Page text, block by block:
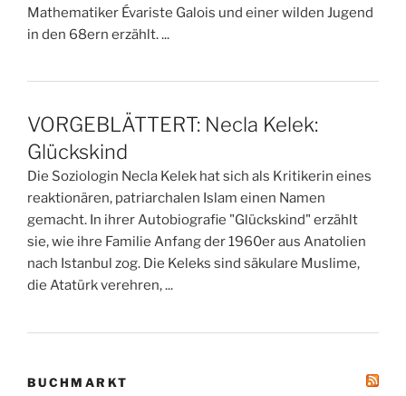
Mathematiker Évariste Galois und einer wilden Jugend
in den 68ern erzählt. ...
VORGEBLÄTTERT: Necla Kelek:
Glückskind
Die Soziologin Necla Kelek hat sich als Kritikerin eines
reaktionären, patriarchalen Islam einen Namen
gemacht. In ihrer Autobiografie "Glückskind" erzählt
sie, wie ihre Familie Anfang der 1960er aus Anatolien
nach Istanbul zog. Die Keleks sind säkulare Muslime,
die Atatürk verehren, ...
BUCHMARKT